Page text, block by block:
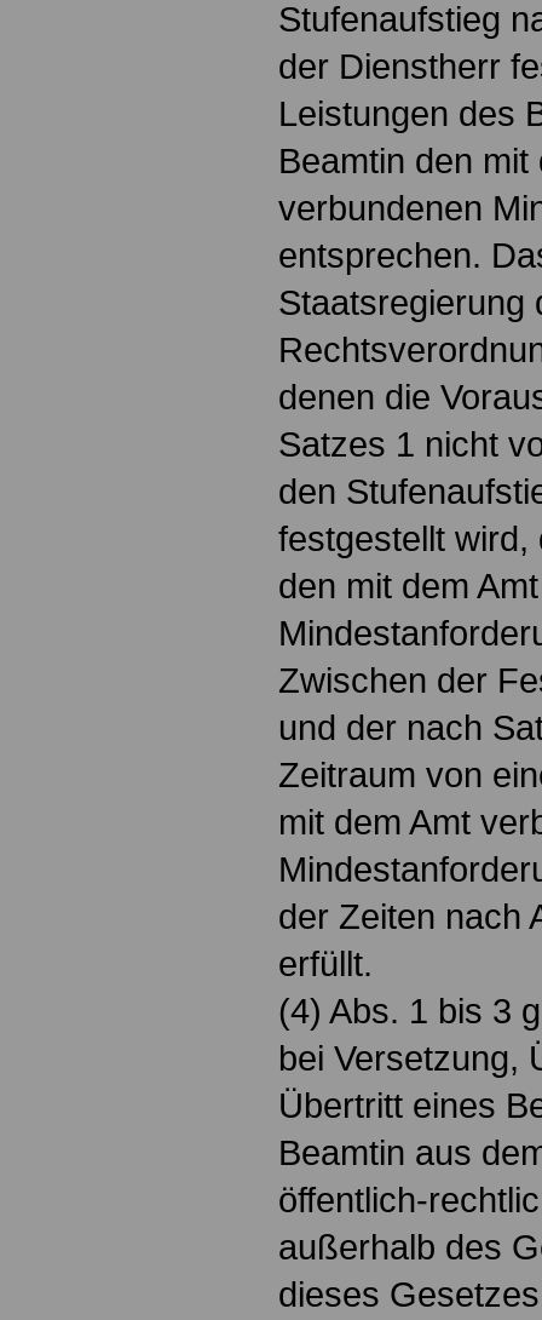
Stufenaufstieg
der Dienstherr
Leistungen des
Beamtin den mit
verbundenen
entsprechen.
Staatsregierung
denen die
Satzes 1 nicht
den
festgestellt wird,
den mit dem
Zwischen der
und der nach
Zeitraum von
mit dem Amt
der Zeiten nach
erfüllt.
(4) Abs. 1 bis 3
bei Versetzung,
Übertritt eines
Beamtin aus
öffentlich-
außerhalb des
dieses